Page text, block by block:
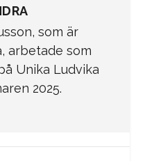
som är
arbetade som
Unika Ludvika
2025.